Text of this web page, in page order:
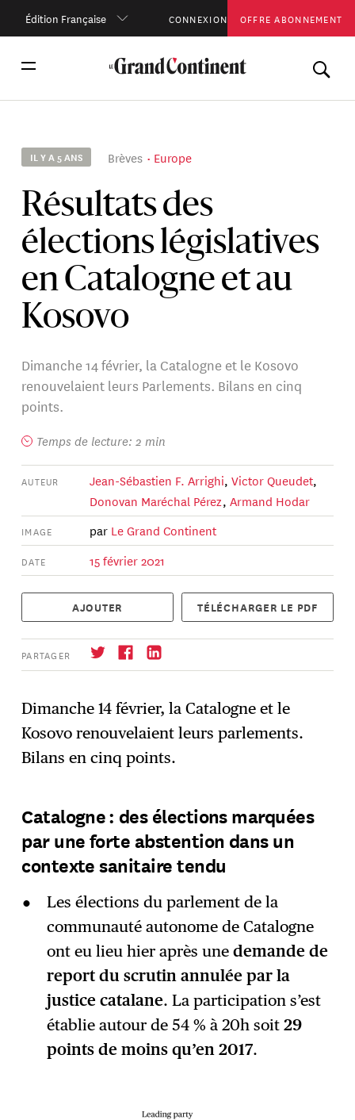
Édition Française CONNEXION OFFRE ABONNEMENT
IL Y A 5 ANS Brèves Europe
Résultats des
élections législatives
en Catalogne et au
Kosovo
Dimanche 14 février, la Catalogne et le Kosovo
renouvelaient leurs Parlements. Bilans en cinq
points.
Temps de lecture: 2 min
AUTEUR Jean-Sébastien F. Arrighi, Victor Queudet,
Donovan Maréchal Pérez, Armand Hodar
IMAGE par Le Grand Continent
DATE 15 février 2021
AJOUTER TÉLÉCHARGER LE PDF
PARTAGER
→ S'abonner
Dimanche 14 février, la Catalogne et le
Kosovo renouvelaient leurs parlements.
Bilans en cinq points.
Catalogne : des élections marquées
par une forte abstention dans un
contexte sanitaire tendu
Les élections du parlement de la
communauté autonome de Catalogne
ont eu lieu hier après une demande de
report du scrutin annulée par la
justice catalane. La participation s’est
établie autour de 54 % à 20h soit 29
points de moins qu’en 2017.